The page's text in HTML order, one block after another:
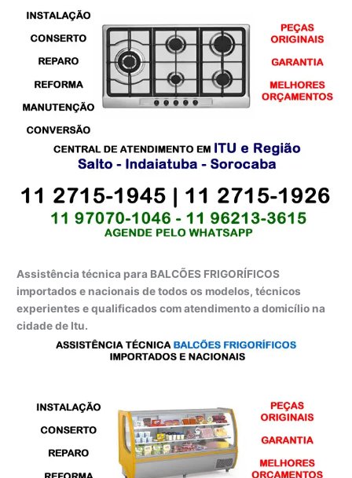
Assistência técnica para BALCÕES FRIGORÍFICOS
importados e nacionais de todos os modelos, técnicos
experientes e qualificados com atendimento a domicílio na
cidade de Itu.